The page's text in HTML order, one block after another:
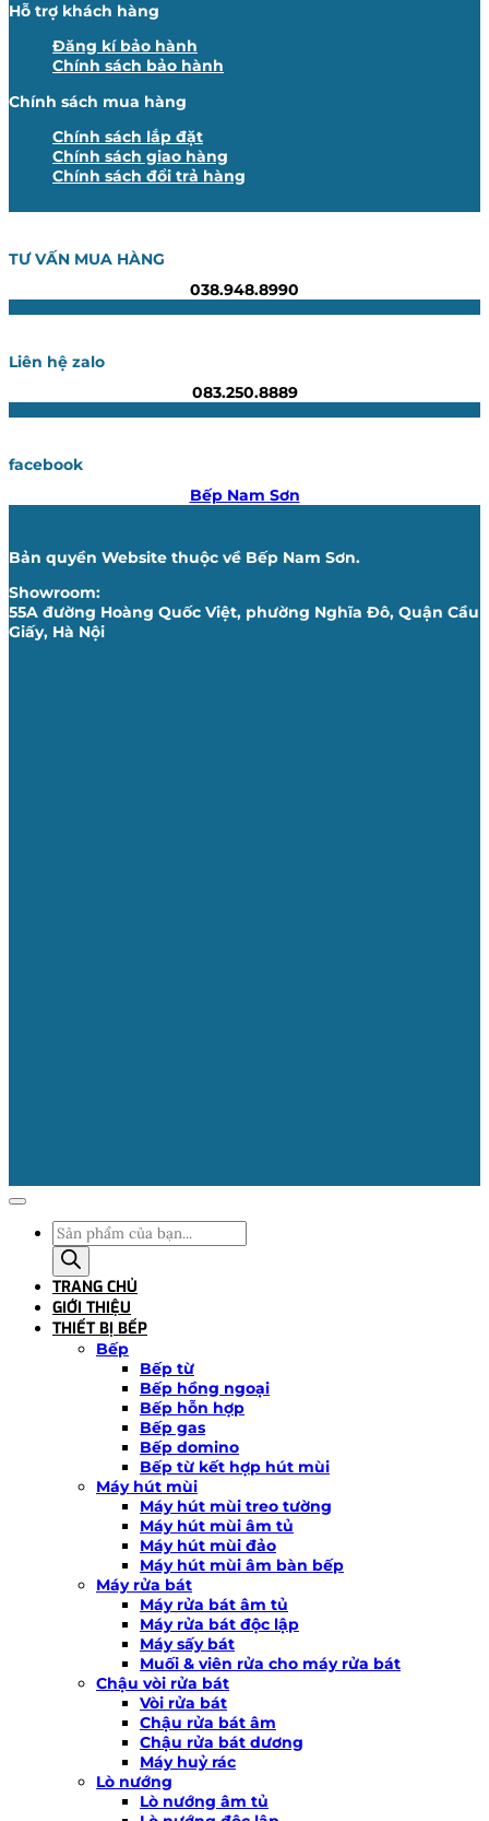
Hỗ trợ khách hàng
Đăng kí bảo hành
Chính sách bảo hành
Chính sách mua hàng
Chính sách lắp đặt
Chính sách giao hàng
Chính sách đổi trả hàng
TƯ VẤN MUA HÀNG
038.948.8990
Liên hệ zalo
083.250.8889
facebook
Bếp Nam Sơn
Bản quyền Website thuộc về Bếp Nam Sơn.
Showroom:
55A đường Hoàng Quốc Việt, phường Nghĩa Đô, Quận Cầu
Giấy, Hà Nội
Tìm
kiếm
sản
phẩm
TRANG CHỦ
GIỚI THIỆU
THIẾT BỊ BẾP
Bếp
Bếp từ
Bếp hồng ngoại
Bếp hỗn hợp
Bếp gas
Bếp domino
Bếp từ kết hợp hút mùi
Máy hút mùi
Máy hút mùi treo tường
Máy hút mùi âm tủ
Máy hút mùi đảo
Máy hút mùi âm bàn bếp
Máy rửa bát
Máy rửa bát âm tủ
Máy rửa bát độc lập
Máy sấy bát
Muối & viên rửa cho máy rửa bát
Chậu vòi rửa bát
Vòi rửa bát
Chậu rửa bát âm
Chậu rửa bát dương
Máy huỷ rác
Lò nướng
Lò nướng âm tủ